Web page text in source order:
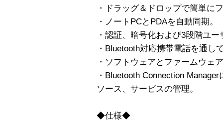
・ドラッグ＆ドロップで簡単に
・ノートPCとPDAを自動同期。
・認証、暗号化および3段階ユ
・Bluetooth対応携帯電話を通し
・ソフトウェアとファームウェ
・Bluetooth Connection
ソース、サービスの管理。
◆仕様◆